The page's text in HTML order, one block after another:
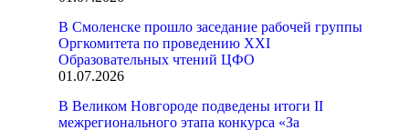
В Смоленске прошло заседание рабочей группы
Оргкомитета по проведению XXI
Образовательных чтений ЦФО
01.07.2026
В Великом Новгороде подведены итоги II
межрегионального этапа конкурса «За